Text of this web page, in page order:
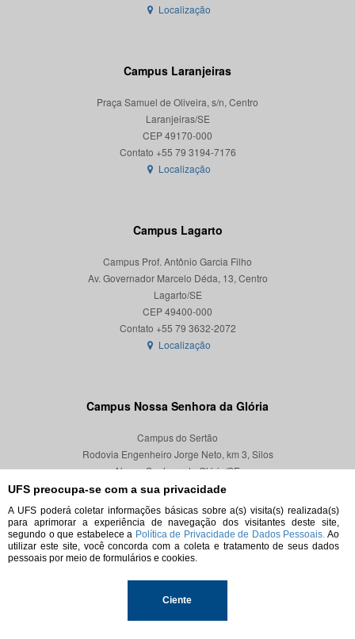
UFS preocupa-se com a sua privacidade
A UFS poderá coletar informações básicas sobre a(s) visita(s) realizada(s)
para aprimorar a experiência de navegação dos visitantes deste site,
segundo o que estabelece a Política de Privacidade de Dados Pessoais. Ao
utilizar este site, você concorda com a coleta e tratamento de seus dados
pessoais por meio de formulários e cookies.
Ciente
Localização
Campus Laranjeiras
Praça Samuel de Oliveira, s/n, Centro
Laranjeiras/SE
CEP 49170-000
Localização
Campus Lagarto
Campus Prof. Antônio Garcia Filho
Av. Governador Marcelo Déda, 13, Centro
Lagarto/SE
CEP 49400-000
Localização
Campus Nossa Senhora da Glória
Campus do Sertão
Rodovia Engenheiro Jorge Neto, km 3, Silos
Nossa Senhora da Glória/SE
CEP 49680-000
Localização
© 2026. Todos os direitos reservados.
Universidade Federal de Sergipe.